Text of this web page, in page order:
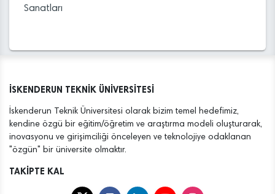
Sanatları
İSKENDERUN TEKNİK ÜNİVERSİTESİ
İskenderun Teknik Üniversitesi olarak bizim temel hedefimiz,
kendine özgü bir eğitim/öğretim ve araştırma modeli oluşturarak,
inovasyonu ve girişimciliği önceleyen ve teknolojiye odaklanan
"özgün" bir üniversite olmaktır.
TAKİPTE KAL